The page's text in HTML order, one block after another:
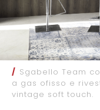
/ Sgabello Team
a gas ofisso e
vintage soft touch.